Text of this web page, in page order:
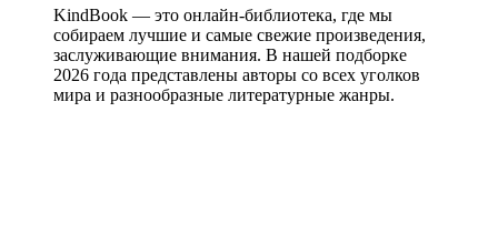
KindBook — это онлайн-библиотека, где мы
собираем лучшие и самые свежие произведения,
заслуживающие внимания. В нашей подборке
2026 года представлены авторы со всех уголков
мира и разнообразные литературные жанры.